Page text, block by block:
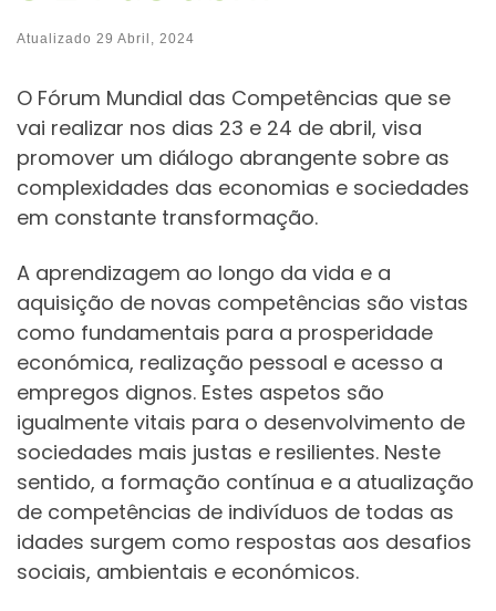
Atualizado 29 Abril, 2024
O Fórum Mundial das Competências que se
vai realizar nos dias 23 e 24 de abril, visa
promover um diálogo abrangente sobre as
complexidades das economias e sociedades
em constante transformação.
A aprendizagem ao longo da vida e a
aquisição de novas competências são vistas
como fundamentais para a prosperidade
económica, realização pessoal e acesso a
empregos dignos. Estes aspetos são
igualmente vitais para o desenvolvimento de
sociedades mais justas e resilientes. Neste
sentido, a formação contínua e a atualização
de competências de indivíduos de todas as
idades surgem como respostas aos desafios
sociais, ambientais e económicos.